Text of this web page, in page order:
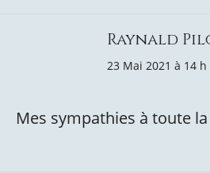
Raynald
23 Mai 2021 à 14
Mes sympathies à toute